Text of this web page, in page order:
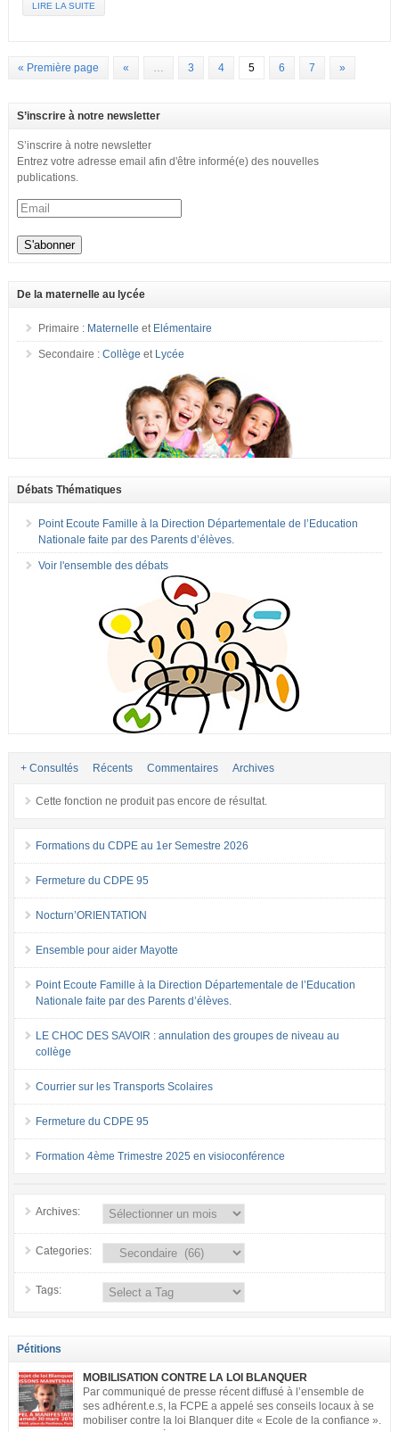
LIRE LA SUITE
« Première page « … 3 4 5 6 7 »
S’inscrire à notre newsletter
S’inscrire à notre newsletter
Entrez votre adresse email afin d'être informé(e) des nouvelles
publications.
De la maternelle au lycée
Primaire : Maternelle et Elémentaire
Secondaire : Collège et Lycée
Débats Thématiques
Point Ecoute Famille à la Direction Départementale de l’Education
Nationale faite par des Parents d’élèves.
Voir l'ensemble des débats
+ Consultés Récents Commentaires Archives
Cette fonction ne produit pas encore de résultat.
Formations du CDPE au 1er Semestre 2026
Fermeture du CDPE 95
Nocturn’ORIENTATION
Ensemble pour aider Mayotte
Point Ecoute Famille à la Direction Départementale de l’Education
Nationale faite par des Parents d’élèves.
LE CHOC DES SAVOIR : annulation des groupes de niveau au
collège
Courrier sur les Transports Scolaires
Fermeture du CDPE 95
Formation 4ème Trimestre 2025 en visioconférence
Archives:
Categories:
Tags:
Pétitions
MOBILISATION CONTRE LA LOI BLANQUER
Par communiqué de presse récent diffusé à l’ensemble de
ses adhérent.e.s, la FCPE a appelé ses conseils locaux à se
mobiliser contre la loi Blanquer dite « Ecole de la confiance ».